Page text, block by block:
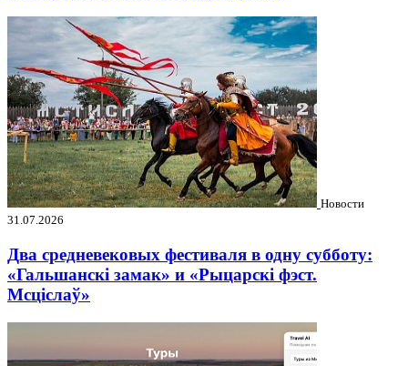
Новости
31.07.2026
Два средневековых фестиваля в одну субботу:
«Гальшанскі замак» и «Рыцарскі фэст.
Мсціслаў»